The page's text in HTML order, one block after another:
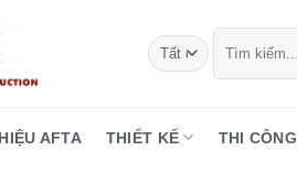
kiếm:
AFTA THIẾT KẾ THI CÔNG